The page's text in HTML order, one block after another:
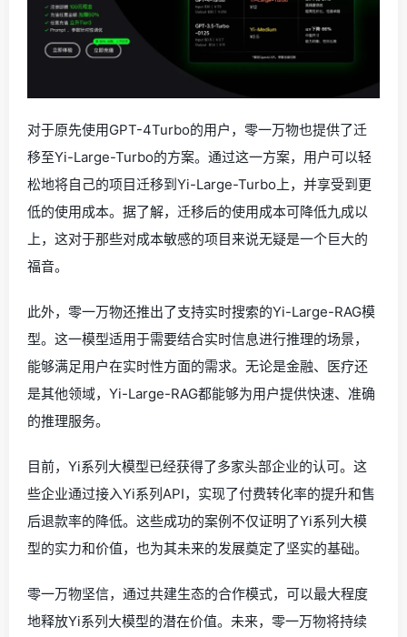
对于原先使用GPT-4Turbo的用户，零一万物也提供了迁
移至Yi-Large-Turbo的方案。通过这一方案，用户可以轻
松地将自己的项目迁移到Yi-Large-Turbo上，并享受到更
低的使用成本。据了解，迁移后的使用成本可降低九成以
上，这对于那些对成本敏感的项目来说无疑是一个巨大的
福音。
此外，零一万物还推出了支持实时搜索的Yi-Large-RAG模
型。这一模型适用于需要结合实时信息进行推理的场景，
能够满足用户在实时性方面的需求。无论是金融、医疗还
是其他领域，Yi-Large-RAG都能够为用户提供快速、准确
的推理服务。
目前，Yi系列大模型已经获得了多家头部企业的认可。这
些企业通过接入Yi系列API，实现了付费转化率的提升和售
后退款率的降低。这些成功的案例不仅证明了Yi系列大模
型的实力和价值，也为其未来的发展奠定了坚实的基础。
零一万物坚信，通过共建生态的合作模式，可以最大程度
地释放Yi系列大模型的潜在价值。未来，零一万物将持续